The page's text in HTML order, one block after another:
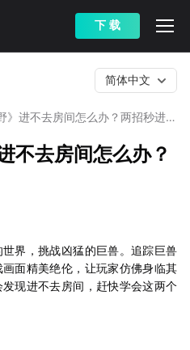
下 载
》进不去房间怎么办？两招秒进游
简体中文
不去房间怎么办？
世界，挑战凶猛的巨兽。追踪巨兽
面精美绝伦，让玩家仿佛身临其
现进不去房间，赶快学会这两个